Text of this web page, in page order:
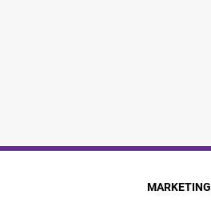
MARKETING